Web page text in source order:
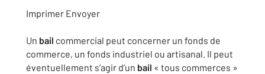
Imprimer Envoyer
Un bail commercial peut concerner un fonds de
commerce, un fonds industriel ou artisanal. Il peut
éventuellement s’agir d’un bail « tous commerces »